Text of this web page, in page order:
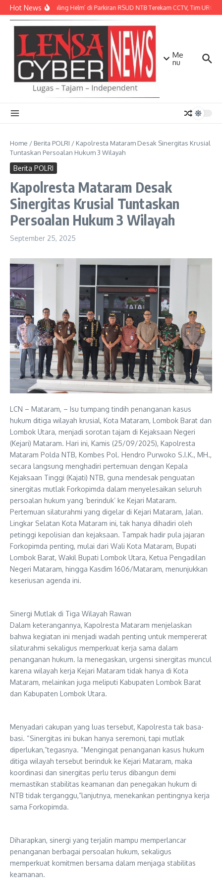
Lewati ke konten
Hot NewsAksi ‘Maling Helm’ di Parkiran RSUD NTB Terekam CCTV, Tim URC
Me
nu
Home / Berita POLRI / Kapolresta Mataram Desak Sinergitas Krusial
Tuntaskan Persoalan Hukum 3 Wilayah
Berita POLRI
Kapolresta Mataram Desak
Sinergitas Krusial Tuntaskan
Persoalan Hukum 3 Wilayah
September 25, 2025
LCN – Mataram, – Isu tumpang tindih penanganan kasus
hukum ditiga wilayah krusial, Kota Mataram, Lombok Barat dan
Lombok Utara, menjadi sorotan tajam di Kejaksaan Negeri
(Kejari) Mataram. Hari ini, Kamis (25/09/2025), Kapolresta
Mataram Polda NTB, Kombes Pol. Hendro Purwoko S.I.K., MH.,
secara langsung menghadiri pertemuan dengan Kepala
Kejaksaan Tinggi (Kajati) NTB, guna mendesak penguatan
sinergitas mutlak Forkopimda dalam menyelesaikan seluruh
persoalan hukum yang ‘berinduk’ ke Kejari Mataram.
​Pertemuan silaturahmi yang digelar di Kejari Mataram, Jalan.
Lingkar Selatan Kota Mataram ini, tak hanya dihadiri oleh
petinggi kepolisian dan kejaksaan. Tampak hadir pula jajaran
Forkopimda penting, mulai dari Wali Kota Mataram, Bupati
Lombok Barat, Wakil Bupati Lombok Utara, Ketua Pengadilan
Negeri Mataram, hingga Kasdim 1606/Mataram, menunjukkan
keseriusan agenda ini.
Sinergi Mutlak di Tiga Wilayah Rawan
​Dalam keterangannya, Kapolresta Mataram menjelaskan
bahwa kegiatan ini menjadi wadah penting untuk mempererat
silaturahmi sekaligus memperkuat kerja sama dalam
penanganan hukum. Ia menegaskan, urgensi sinergitas muncul
karena wilayah kerja Kejari Mataram tidak hanya di Kota
Mataram, melainkan juga meliputi Kabupaten Lombok Barat
dan Kabupaten Lombok Utara.
Menyadari cakupan yang luas tersebut, Kapolresta tak basa-
basi. “Sinergitas ini bukan hanya seremoni, tapi mutlak
diperlukan,”tegasnya. “Mengingat penanganan kasus hukum
ditiga wilayah tersebut berinduk ke Kejari Mataram, maka
koordinasi dan sinergitas perlu terus dibangun demi
memastikan stabilitas keamanan dan penegakan hukum di
NTB tidak terganggu,”lanjutnya, menekankan pentingnya kerja
sama Forkopimda.
Diharapkan, sinergi yang terjalin mampu memperlancar
penanganan berbagai persoalan hukum, sekaligus
memperkuat komitmen bersama dalam menjaga stabilitas
keamanan.